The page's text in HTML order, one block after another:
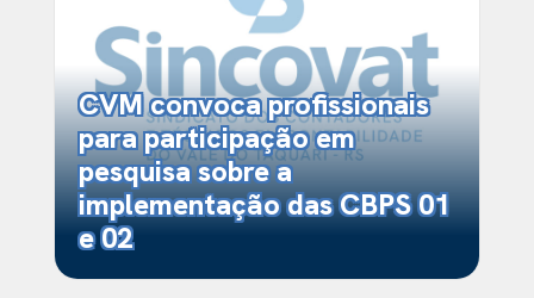
CVM convoca profissionais
para participação em
pesquisa sobre a
implementação das CBPS 01
e 02